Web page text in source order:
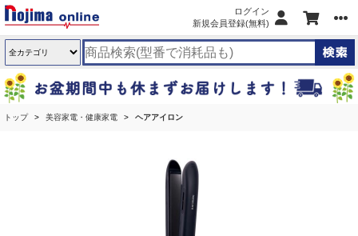
ログイン
新規会員登録(無料)
トップ 美容家電・健康家電 ヘアアイロン